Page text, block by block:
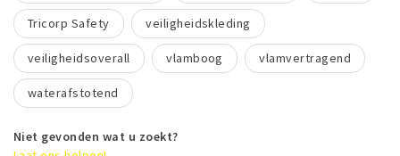
Tricorp Safety veiligheidskleding
veiligheidsoverall vlamboog vlamvertragend
waterafstotend
Niet gevonden wat u zoekt?